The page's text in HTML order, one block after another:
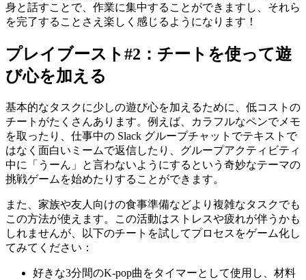
身と話すことで、作業に集中することができますし、それら
を完了することさえ楽しく感じるようになります！
プレイブースト#2：チートを使って遊
び心を加える
基本的なタスクに少しの遊び心を加えるために、低コストの
チートがたくさんあります。例えば、カラフルなペンでメモ
を取ったり、仕事中の Slack グループチャットでテキストで
はなく面白いミームで返信したり、グループアクティビティ
中に「うーん」と言わないようにするという奇妙なテーマの
挑戦ゲームを始めたりすることができます。
また、家族や友人向けの食事準備などより複雑なタスクでも
この方法が使えます。この活動はストレスや疲れが伴うかも
しれませんが、以下のチートを試してプロセスをゲーム化し
てみてください：
好きな3分間のK-pop曲をタイマーとして使用し、材料